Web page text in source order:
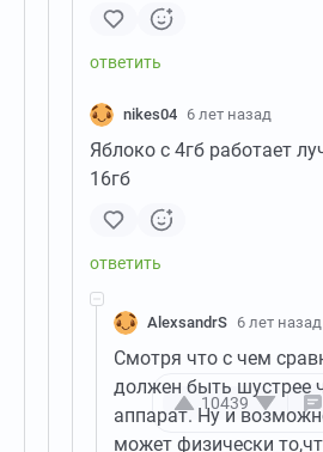
10439
nikes04 6 лет назад
Яблоко с 4гб работает
16гб
AlexsandrS 6 лет назад
Смотря что с чем
должен быть шустрее
аппарат. Ну и
может физически